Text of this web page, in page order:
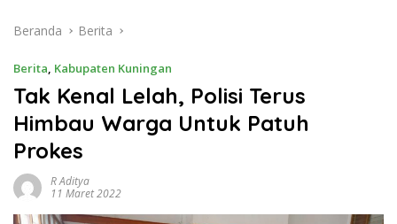
Beranda Berita
Berita, Kabupaten Kuningan
Tak Kenal Lelah, Polisi Terus
Himbau Warga Untuk Patuh
Prokes
R Aditya
11 Maret 2022